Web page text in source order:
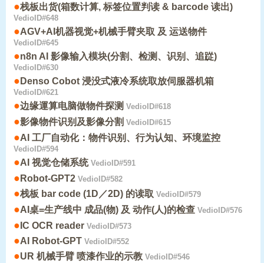
●栈板出货(箱数计算, 标签位置判读 & barcode 读出)
VedioID#648
●AGV+AI机器视觉+机械手臂夹取 及 运送物件
VedioID#645
●n8n AI 影像输入模块(分割、检测、识别、追踨)
VedioID#630
● Denso Cobot 浸没式液冷系统取放伺服器机箱
VedioID#621
●边缘運算电脑做物件探测 VedioID#618
●影像物件识别及影像分割 VedioID#615
●AI 工厂自动化：物件识别、行为认知、环境监控
VedioID#594
●AI 视觉仓储系统VedioID#591
● Robot-GPT2 VedioID#582
●栈板 bar code (1D／2D) 的读取 VedioID#579
●AI桌=生产线中 成品(物) 及 动作(人)的检查 VedioID#576
● IC OCR reader VedioID#573
●AI Robot-GPT VedioID#552
●UR 机械手臂 喷漆作业的示教 VedioID#546